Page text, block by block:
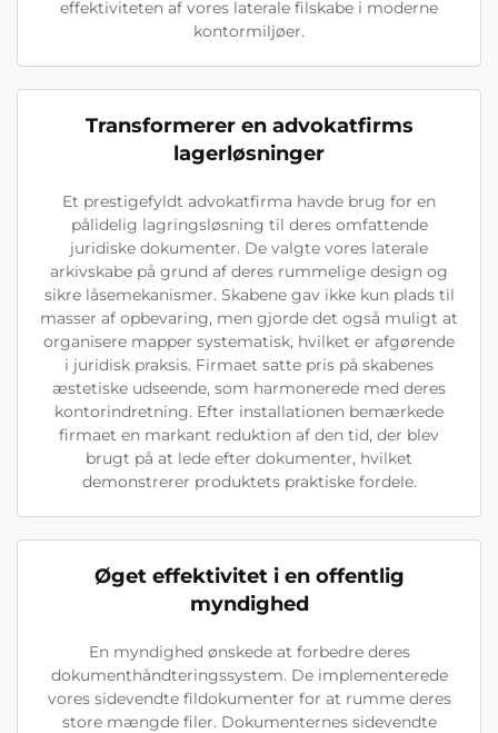
effektiviteten af vores laterale filskabe i moderne
kontormiljøer.
Transformerer en advokatfirms
lagerløsninger
Et prestigefyldt advokatfirma havde brug for en
pålidelig lagringsløsning til deres omfattende
juridiske dokumenter. De valgte vores laterale
arkivskabe på grund af deres rummelige design og
sikre låsemekanismer. Skabene gav ikke kun plads til
masser af opbevaring, men gjorde det også muligt at
organisere mapper systematisk, hvilket er afgørende
i juridisk praksis. Firmaet satte pris på skabenes
æstetiske udseende, som harmonerede med deres
kontorindretning. Efter installationen bemærkede
firmaet en markant reduktion af den tid, der blev
brugt på at lede efter dokumenter, hvilket
demonstrerer produktets praktiske fordele.
Øget effektivitet i en offentlig
myndighed
En myndighed ønskede at forbedre deres
dokumenthåndteringssystem. De implementerede
vores sidevendte fildokumenter for at rumme deres
store mængde filer. Dokumenternes sidevendte